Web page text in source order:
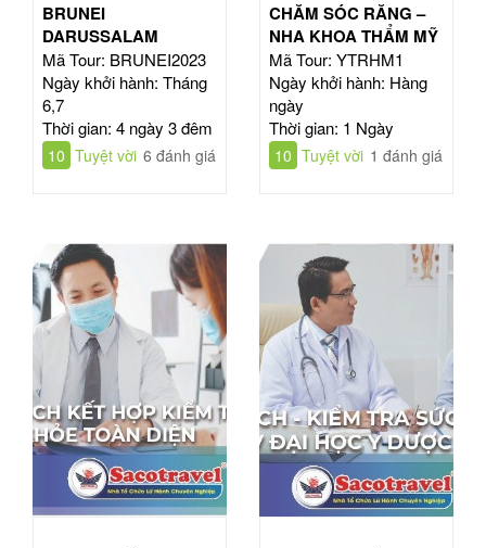
BRUNEI
DARUSSALAM
Mã Tour: BRUNEI2023
Ngày khởi hành: Tháng
6,7
Thời gian: 4 ngày 3 đêm
10 Tuyệt vời 6 đánh giá
CHĂM SÓC RĂNG –
NHA KHOA THẨM MỸ
Mã Tour: YTRHM1
Ngày khởi hành: Hàng
ngày
Thời gian: 1 Ngày
10 Tuyệt vời 1 đánh giá